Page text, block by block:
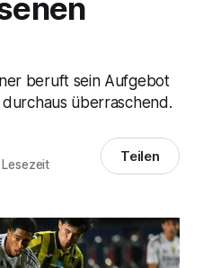
beruft sein Aufgebot
überraschend.
Teilen